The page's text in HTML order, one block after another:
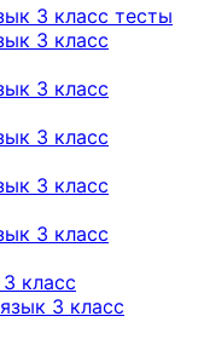
3 класс тесты
3 класс
3 класс
3 класс
3 класс
3 класс
класс
3 класс